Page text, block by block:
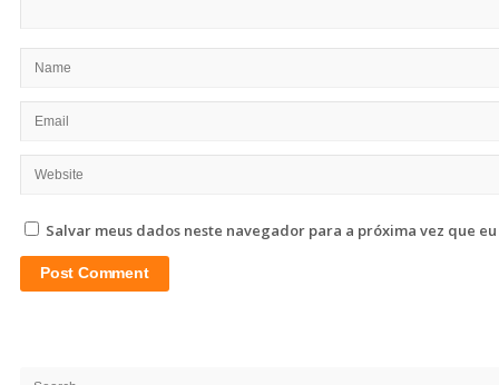
Salvar meus dados neste navegador para a próxima vez que
Search